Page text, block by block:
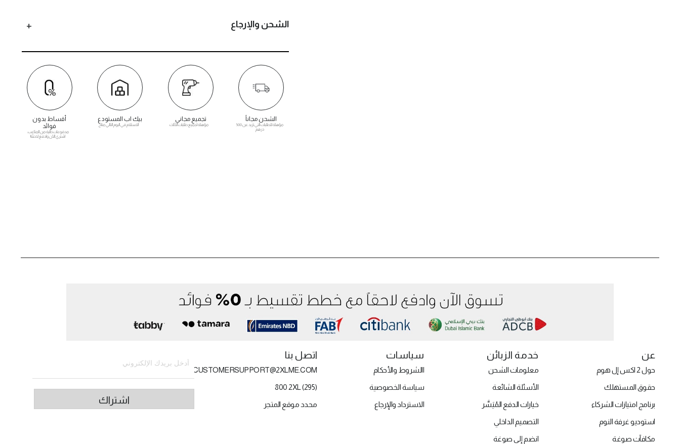
الشحن والإرجاع
الشحن مجاناً
مؤهلة للطلبات التي تزيد عن 500
درهم
تجميع مجاني
مؤهلة لجميع طلبات الأثاث
بيك اب المستودع
الاستلام في اليوم التالي متاح
أقساط بدون
فوائد
مدفوعات خالية من المتاعب.
اشتري الآن وادفع لاحقًا!
عن
حول 2 اكس إل هوم
حقوق المستهلك
برنامج امتيازات الشركاء
استوديو غرفة النوم
مكافآت صوغة
خدمة الزبائن
معلومات الشحن
الأسئلة الشائعة
خيارات الدفع المُيَسَّر
التصميم الداخلي
انضم إلى صوغة
سياسات
االشروط والأحكام
سياسة الخصوصية
الاسترداد والإرجاع
اتصل بنا
CUSTOMERSUPPORT@2XLME.COM
800 2XL (295)
محدد موقع المتجر
اشتراك